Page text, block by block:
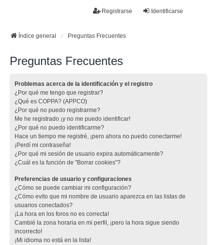
Identificarse
Registrarse
Índice general Preguntas Frecuentes
Preguntas Frecuentes
Problemas acerca de la identificación y el registro
¿Por qué me tengo que registrar?
¿Qué es COPPA? (APPCO)
¿Por qué no puedo registrarme?
Me he registrado ¡y no me puedo identificar!
¿Por qué no puedo identificarme?
Hace un tiempo me registré, ¡pero ahora no puedo conectarme!
¡Perdí mi contraseña!
¿Por qué mi sesión de usuario expira automáticamente?
¿Cuál es la función de "Borrar cookies"?
Preferencias de usuario y configuraciones
¿Cómo se puede cambiar mi configuración?
¿Cómo evito que mi nombre de usuario aparezca en las listas de
usuarios conectados?
¡La hora en los foros no es correcta!
Cambié la zona horaria en mi perfil, ¡pero la hora sigue siendo
incorrecto!
¡Mi idioma no está en la lista!